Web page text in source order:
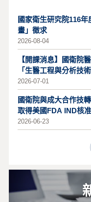
國家衛生研究院116
畫」徵求
2026-08-04
【開課消息】國衛院
「生醫工程與分析技術
2026-07-01
國衛院與成大合作技
取得美國FDA IND核准
2026-06-23